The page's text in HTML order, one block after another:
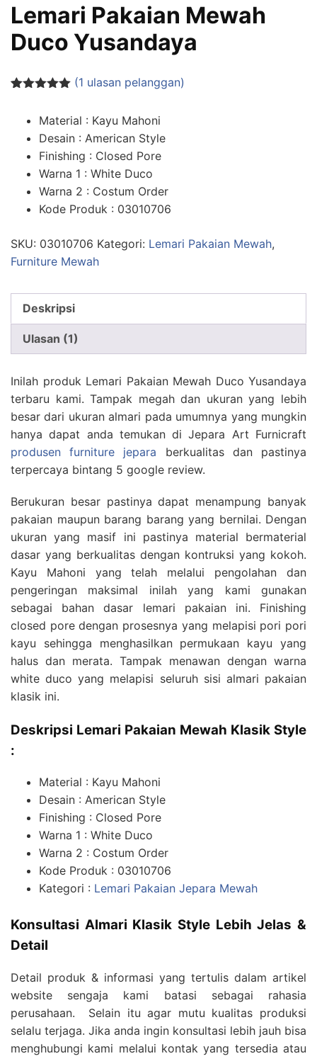
Lemari Pakaian Mewah
Duco Yusandaya
berdasarka
penilaian
pelanggan
(1 ulasan pelanggan)
Material : Kayu Mahoni
Desain : American Style
Finishing : Closed Pore
Warna 1 : White Duco
Warna 2 : Costum Order
Kode Produk : 03010706
SKU: 03010706 Kategori: Lemari Pakaian Mewah,
Furniture Mewah
Deskripsi
Ulasan (1)
Inilah produk Lemari Pakaian Mewah Duco Yusandaya
terbaru kami. Tampak megah dan ukuran yang lebih
besar dari ukuran almari pada umumnya yang mungkin
hanya dapat anda temukan di Jepara Art Furnicraft
produsen furniture jepara berkualitas dan pastinya
terpercaya bintang 5 google review.
Berukuran besar pastinya dapat menampung banyak
pakaian maupun barang barang yang bernilai. Dengan
ukuran yang masif ini pastinya material bermaterial
dasar yang berkualitas dengan kontruksi yang kokoh.
Kayu Mahoni yang telah melalui pengolahan dan
pengeringan maksimal inilah yang kami gunakan
sebagai bahan dasar lemari pakaian ini. Finishing
closed pore dengan prosesnya yang melapisi pori pori
kayu sehingga menghasilkan permukaan kayu yang
halus dan merata. Tampak menawan dengan warna
white duco yang melapisi seluruh sisi almari pakaian
klasik ini.
Deskripsi Lemari Pakaian Mewah Klasik Style
:
Material : Kayu Mahoni
Desain : American Style
Finishing : Closed Pore
Warna 1 : White Duco
Warna 2 : Costum Order
Kode Produk : 03010706
Kategori : Lemari Pakaian Jepara Mewah
Konsultasi Almari Klasik Style Lebih Jelas &
Detail
Detail produk & informasi yang tertulis dalam artikel
website sengaja kami batasi sebagai rahasia
perusahaan. Selain itu agar mutu kualitas produksi
selalu terjaga. Jika anda ingin konsultasi lebih jauh bisa
menghubungi kami melalui kontak yang tersedia atau